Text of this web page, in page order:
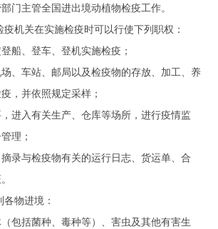
门主管全国进出境动植物检疫工作。
疫机关在实施检疫时可以行使下列职权：
船、登车、登机实施检疫；
场、车站、邮局以及检疫物的存放、加工、养
，并依照规定采样；
，进入有关生产、仓库等场所，进行疫情监
理；
摘录与检疫物有关的运行日志、货运单、合
各物进境：
（包括菌种、毒种等）、害虫及其他有害生